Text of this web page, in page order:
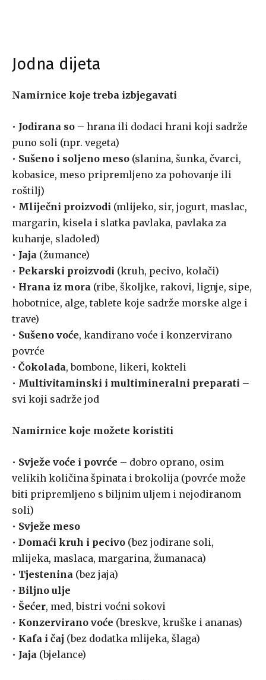
Jodna dijeta
Namirnice koje treba izbjegavati
• Jodirana so – hrana ili dodaci hrani koji sadrže
puno soli (npr. vegeta)
• Sušeno i soljeno meso (slanina, šunka, čvarci,
kobasice, meso pripremljeno za pohovanje ili
roštilj)
• Mliječni proizvodi (mlijeko, sir, jogurt, maslac,
margarin, kisela i slatka pavlaka, pavlaka za
kuhanje, sladoled)
• Jaja (žumance)
• Pekarski proizvodi (kruh, pecivo, kolači)
• Hrana iz mora (ribe, školjke, rakovi, lignje, sipe,
hobotnice, alge, tablete koje sadrže morske alge i
trave)
• Sušeno voće, kandirano voće i konzervirano
povrće
• Čokolada, bombone, likeri, kokteli
• Multivitaminski i multimineralni preparati –
svi koji sadrže jod
Namirnice koje možete koristiti
• Svježe voće i povrće – dobro oprano, osim
velikih količina špinata i brokolija (povrće može
biti pripremljeno s biljnim uljem i nejodiranom
soli)
• Svježe meso
• Domaći kruh i pecivo (bez jodirane soli,
mlijeka, maslaca, margarina, žumanaca)
• Tjestenina (bez jaja)
• Biljno ulje
• Šećer, med, bistri voćni sokovi
• Konzervirano voće (breskve, kruške i ananas)
• Kafa i čaj (bez dodatka mlijeka, šlaga)
• Jaja (bjelance)